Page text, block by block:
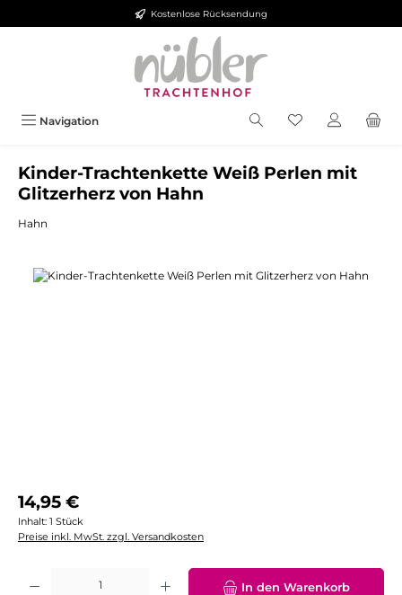
Zum Hauptinhalt springen Kostenlose Rücksendung
Navigation
Kinder-Trachtenkette Weiß Perlen mit
Glitzerherz von Hahn
Hahn
Bildergalerie überspringen
Regulärer Preis:
14,95 €
Inhalt: 1 Stück
Preise inkl. MwSt. zzgl. Versandkosten
Produkt Anzahl: Gib den gewünschten Wert ein oder benutze die
In den Warenkorb